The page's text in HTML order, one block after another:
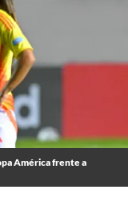
América frente a